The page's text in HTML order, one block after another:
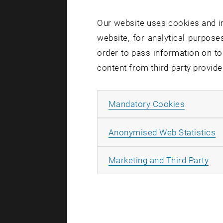
Die
Von Stefan
Virtuelle
(KI)
aber es
Zeiten des
Berater,
Our website uses cookies and
website, for analytical
order to pass information on
content from third-party
Mandatory Cookies
Anonymised Web Statistics
Marketing and Third Party